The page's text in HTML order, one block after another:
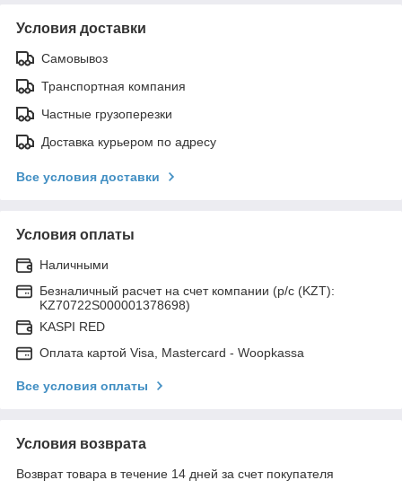
Условия доставки
Самовывоз
Транспортная компания
Частные грузоперезки
Доставка курьером по адресу
Все условия доставки
Условия оплаты
Наличными
Безналичный расчет на счет компании (р/с (KZT):
KZ70722S000001378698)
KASPI RED
Оплата картой Visa, Mastercard - Woopkassa
Все условия оплаты
Условия возврата
Возврат товара в течение 14 дней за счет покупателя